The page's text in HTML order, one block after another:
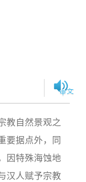
教自然景观之
要据点外，同
因特殊海蚀地
汉人赋予宗教